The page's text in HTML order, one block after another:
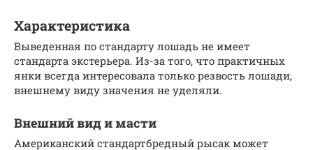
Характеристика
Выведенная по стандарту лошадь не имеет
стандарта экстерьера. Из-за того, что практичных
янки всегда интересовала только резвость лошади,
внешнему виду значения не уделяли.
Внешний вид и масти
Американский стандартбредный рысак может